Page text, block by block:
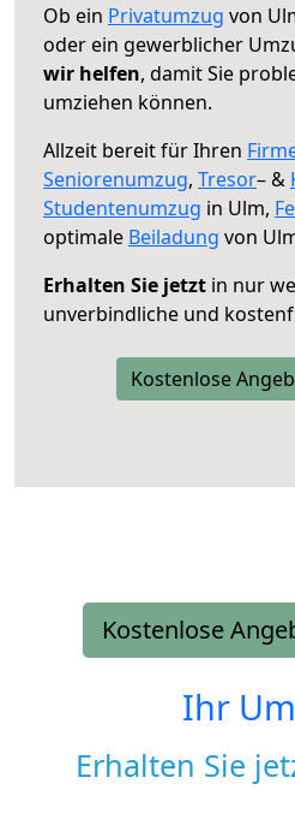
Ob ein Privatumzug von
oder ein gewerblicher
wir helfen, damit Sie
umziehen können.
Allzeit bereit für Ihren
Seniorenumzug, Tresor– &
Studentenumzug in Ulm,
optimale Beiladung von
Erhalten Sie jetzt in nur
unverbindliche und
Kostenlose
Kostenlose
Ihr
Erhalten Sie